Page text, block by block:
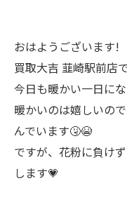
おはようございます!
買取大吉 韮崎駅前店
今日も暖かい一日に
暖かいのは嬉しいの
んでいます🤧😭
ですが、花粉に負け
します💗